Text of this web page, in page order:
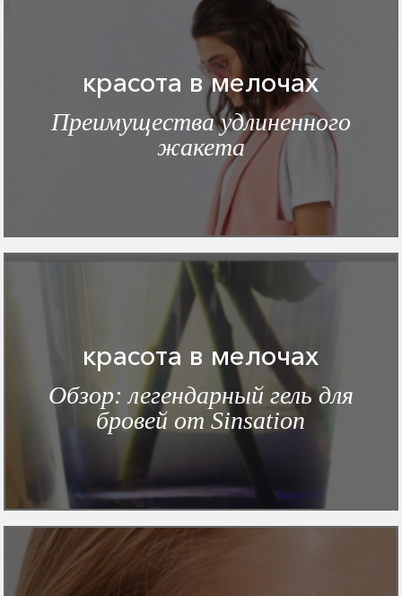
красота в мелочах
Преимущества удлиненного
жакета
красота в мелочах
Обзор: легендарный гель для
бровей от Sinsation